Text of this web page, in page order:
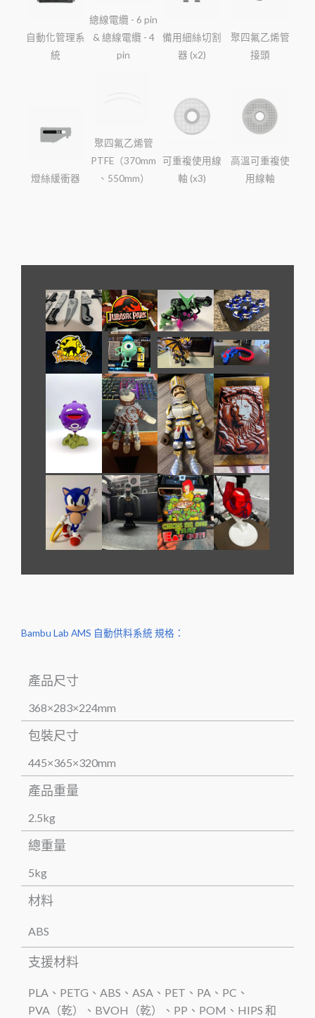
自動化管理系
統
總線電纜 - 6 pin
& 總線電纜 - 4
pin
備用細絲切割
器 (x2)
聚四氟乙烯管
接頭
燈絲緩衝器
聚四氟乙烯管
PTFE（370mm
、550mm）
可重複使用線
軸 (x3)
高溫可重複使
用線軸
Bambu Lab AMS 自動供料系統 規格：
產品尺寸
368×283×224mm
包裝尺寸
445×365×320mm
產品重量
2.5kg
總重量
5kg
材料
ABS
支援材料
PLA、PETG、ABS、ASA、PET、PA、PC、
PVA（乾）、BVOH（乾）、PP、POM、HIPS 和